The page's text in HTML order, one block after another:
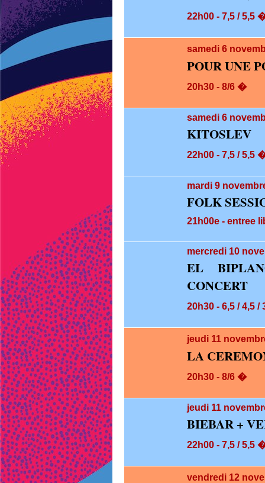
22h00 - 7,5 / 5,5
samedi 6
POUR UNE
20h30 - 8/6 �
samedi 6
KITOSLEV
22h00 - 7,5 / 5,5
mardi 9
FOLK
21h00e - entree
mercredi 10
EL
CONCERT
20h30 - 6,5 / 4,5 /
jeudi 11
LA
20h30 - 8/6 �
jeudi 11
BIEBAR +
22h00 - 7,5 / 5,5
vendredi 12